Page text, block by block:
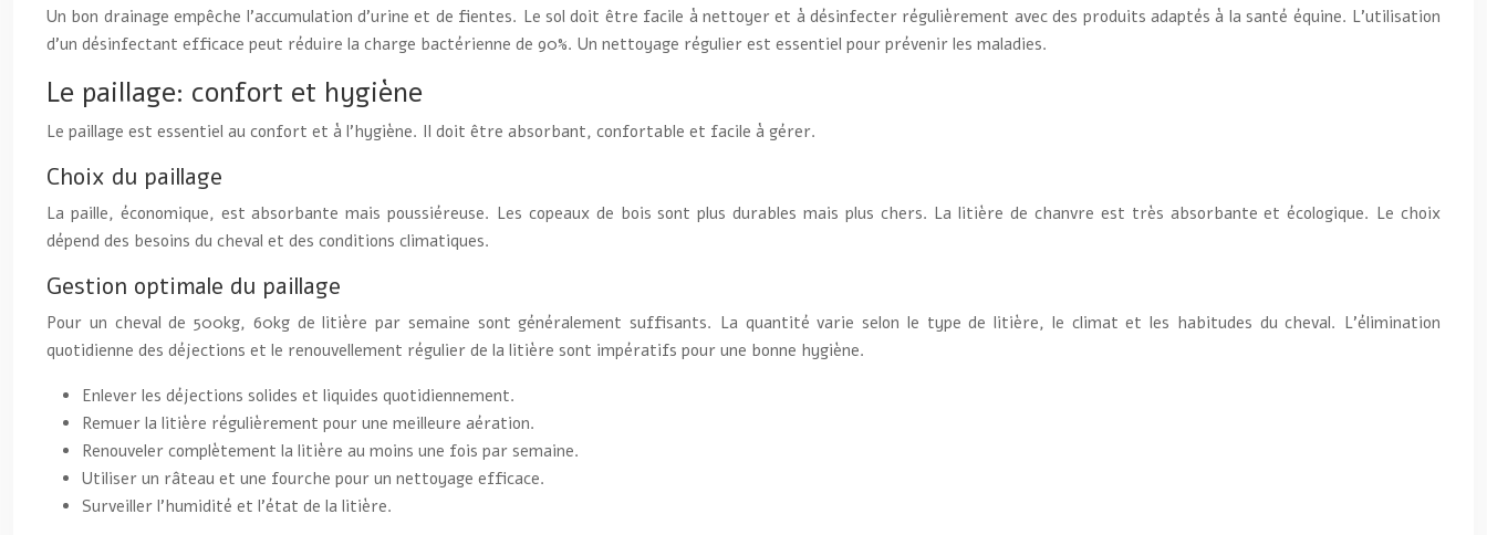
Un bon drainage empêche l’accumulation d’urine et de fientes. Le sol doit être facile à nettoyer et à désinfecter régulièrement avec des produits adaptés à la santé équine. L’utilisation
d’un désinfectant efficace peut réduire la charge bactérienne de 90%. Un nettoyage régulier est essentiel pour prévenir les maladies.
Le paillage: confort et hygiène
Le paillage est essentiel au confort et à l’hygiène. Il doit être absorbant, confortable et facile à gérer.
Choix du paillage
La paille, économique, est absorbante mais poussiéreuse. Les copeaux de bois sont plus durables mais plus chers. La litière de chanvre est très absorbante et écologique. Le choix
dépend des besoins du cheval et des conditions climatiques.
Gestion optimale du paillage
Pour un cheval de 500kg, 60kg de litière par semaine sont généralement suffisants. La quantité varie selon le type de litière, le climat et les habitudes du cheval. L’élimination
quotidienne des déjections et le renouvellement régulier de la litière sont impératifs pour une bonne hygiène.
Enlever les déjections solides et liquides quotidiennement.
Remuer la litière régulièrement pour une meilleure aération.
Renouveler complètement la litière au moins une fois par semaine.
Utiliser un râteau et une fourche pour un nettoyage efficace.
Surveiller l’humidité et l’état de la litière.